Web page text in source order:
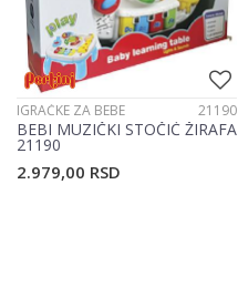
IGRAČKE ZA BEBE 21190
BEBI MUZIČKI STOČIĆ ŽIRAFA
21190
2.979,00 RSD